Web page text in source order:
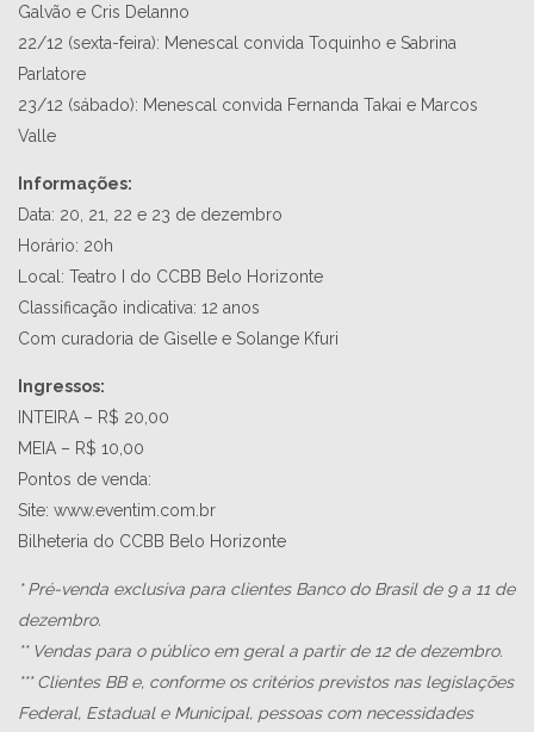
Galvão e Cris Delanno
22/12 (sexta-feira): Menescal convida Toquinho e Sabrina
Parlatore
23/12 (sábado): Menescal convida Fernanda Takai e Marcos
Valle
Informações:
Data: 20, 21, 22 e 23 de dezembro
Horário: 20h
Local: Teatro I do CCBB Belo Horizonte
Classificação indicativa: 12 anos
Com curadoria de Giselle e Solange Kfuri
Ingressos:
INTEIRA – R$ 20,00
MEIA – R$ 10,00
Pontos de venda:
Site: www.eventim.com.br
Bilheteria do CCBB Belo Horizonte
* Pré-venda exclusiva para clientes Banco do Brasil de 9 a 11 de
dezembro.
** Vendas para o público em geral a partir de 12 de dezembro.
*** Clientes BB e, conforme os critérios previstos nas legislações
Federal, Estadual e Municipal, pessoas com necessidades